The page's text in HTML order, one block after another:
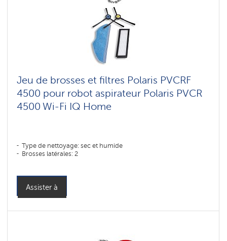
Jeu de brosses et filtres Polaris PVCRF
4500 pour robot aspirateur Polaris PVCR
4500 Wi-Fi IQ Home
Type de nettoyage: sec et humide
Brosses latérales: 2
Assister à